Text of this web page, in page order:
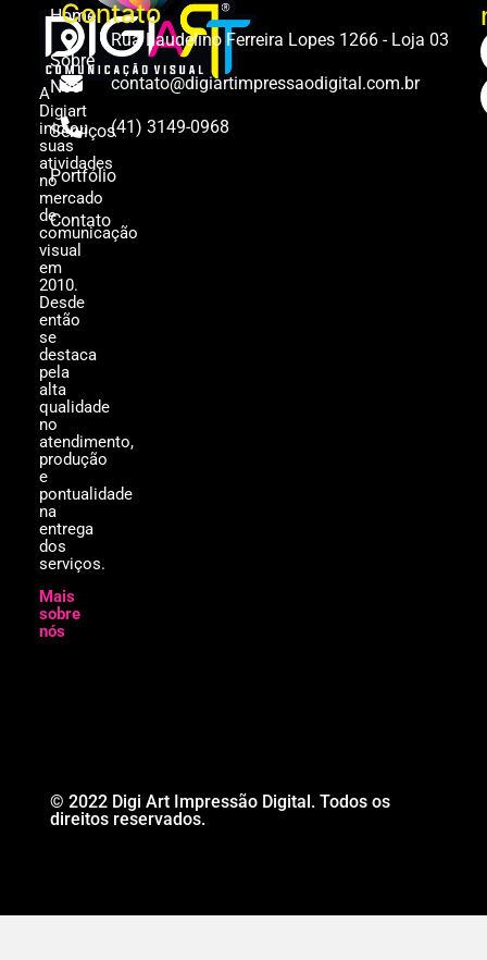
A
Digiart
iniciou
suas
atividades
no
mercado
de
comunicação
visual
em
2010.
Desde
então
se
destaca
pela
alta
qualidade
no
atendimento,
produção
e
pontualidade
na
entrega
dos
serviços.
Mais
sobre
nós
Home
Sobre
Nós
Serviços
Portfólio
Contato
Contato
Rua Laudelino Ferreira Lopes 1266 - Loja 03
contato@digiartimpressaodigital.com.br
(41) 3149-0968
© 2022 Digi Art Impressão Digital. Todos os
direitos reservados.